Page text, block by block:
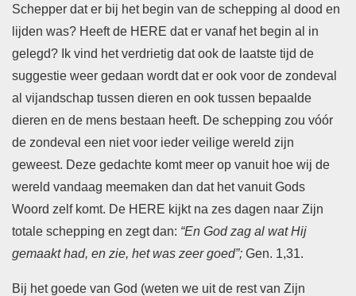
Schepper dat er bij het begin van de schepping al dood en
lijden was? Heeft de HERE dat er vanaf het begin al in
gelegd? Ik vind het verdrietig dat ook de laatste tijd de
suggestie weer gedaan wordt dat er ook voor de zondeval
al vijandschap tussen dieren en ook tussen bepaalde
dieren en de mens bestaan heeft. De schepping zou vóór
de zondeval een niet voor ieder veilige wereld zijn
geweest. Deze gedachte komt meer op vanuit hoe wij de
wereld vandaag meemaken dan dat het vanuit Gods
Woord zelf komt. De HERE kijkt na zes dagen naar Zijn
totale schepping en zegt dan: “En God zag al wat Hij
gemaakt had, en zie, het was zeer goed”; Gen. 1,31.
Bij het goede van God (weten we uit de rest van Zijn